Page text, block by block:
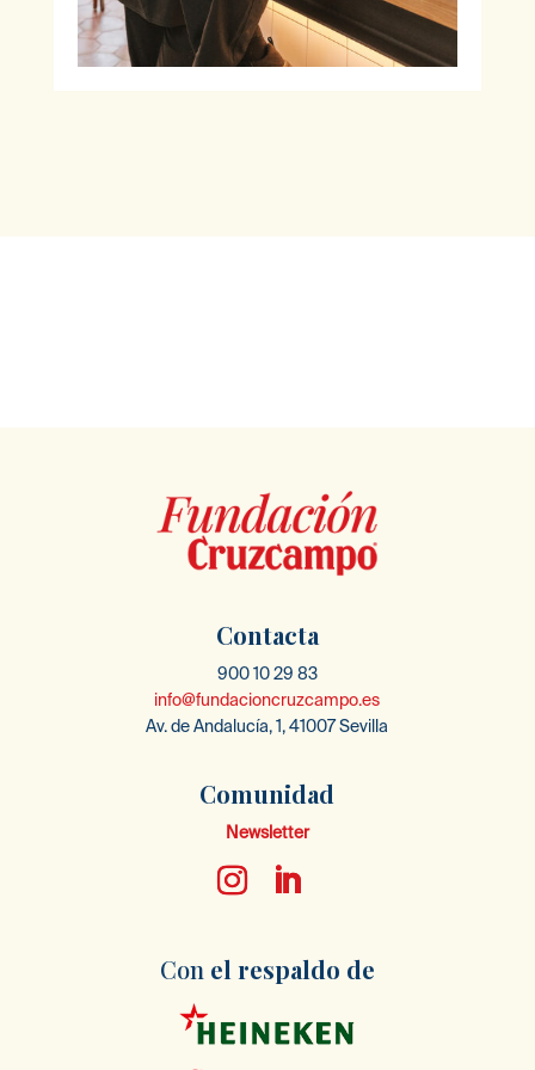
Contacta
900 10 29 83
info@fundacioncruzcampo.es
Av. de Andalucía, 1, 41007 Sevilla
Comunidad
Newsletter
Con el respaldo de